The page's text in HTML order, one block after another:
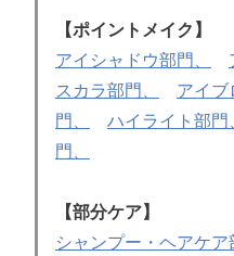
【ポイントメイク】
アイシャドウ部門、
スカラ部門、
アイブ
門、
ハイライト部門
門、
【部分ケア】
シャンプー・ヘアケア